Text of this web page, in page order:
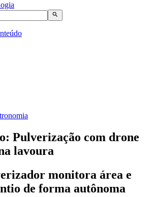
Pulverização com drone
lavoura
monitora área e
de forma autônoma